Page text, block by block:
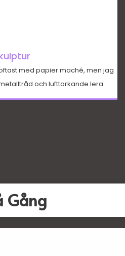
med papier maché, men jag
och lufttorkande lera.
Gång